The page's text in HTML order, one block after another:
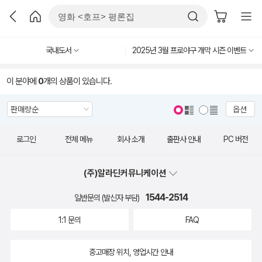
국내도서 2025년 3월 프로야구 개막 시즌 이벤트
이 분야에 0개의 상품이 있습니다.
옵션
로그인 전체 메뉴 회사 소개 출판사 안내 PC 버전
(주)알라딘커뮤니케이션
일반문의 (발신자 부담) 1544-2514
1:1 문의 FAQ
중고매장 위치, 영업시간 안내